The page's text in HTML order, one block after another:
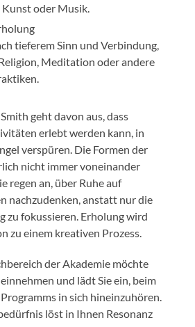
oder Musik.
tieferem Sinn und Verbindung,
Meditation oder andere
geht davon aus, dass
erlebt werden kann, in
verspüren. Die Formen der
nicht immer voneinander
regen an, über Ruhe auf
nachzudenken, anstatt nur die
zu fokussieren. Erholung wird
zu einem kreativen Prozess.
der Akademie möchte
und lädt Sie ein, beim
in sich hineinzuhören.
löst in Ihnen Resonanz